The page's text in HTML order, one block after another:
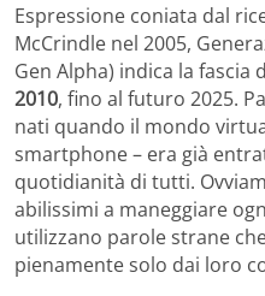
Espressione coniata dal
McCrindle nel 2005,
Gen Alpha) indica la fascia
2010, fino al futuro 2025.
nati quando il mondo
smartphone – era già
quotidianità di tutti.
abilissimi a maneggiare
utilizzano parole strane
pienamente solo dai loro